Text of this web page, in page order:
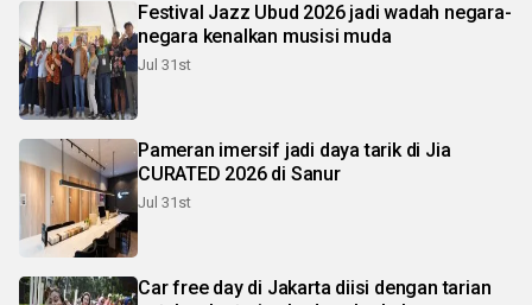
Festival Jazz Ubud 2026 jadi wadah negara-
negara kenalkan musisi muda
Jul 31st
Pameran imersif jadi daya tarik di Jia
CURATED 2026 di Sanur
Jul 31st
Car free day di Jakarta diisi dengan tarian